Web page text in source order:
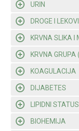
URIN
DROGE I
KRVNA SLIKA I
KRVNA GRUPA
KOAGULACIJA
DIJABETES
LIPIDNI STATUS
BIOHEMIJA